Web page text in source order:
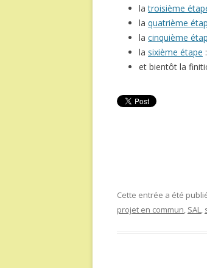
latroisième
la quatrième
la cinquième
la sixième étape
et bientôt la
Cette entrée a été
projet en commun, SAL,